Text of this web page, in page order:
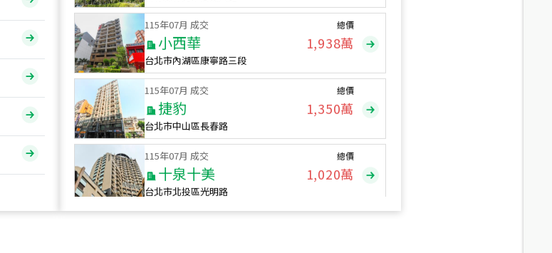
115年07月 成交
小西華
台北市內湖區康寧路三段
總價
1,938萬
115年07月 成交
捷豹
台北市中山區長春路
總價
1,350萬
115年07月 成交
十泉十美
台北市北投區光明路
總價
1,020萬